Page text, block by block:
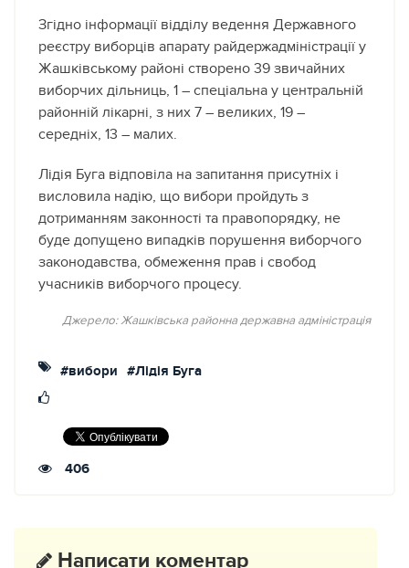
Згідно інформації відділу ведення Державного
реєстру виборців апарату райдержадміністрації у
Жашківському районі створено 39 звичайних
виборчих дільниць, 1 – спеціальна у центральній
районній лікарні, з них 7 – великих, 19 –
середніх, 13 – малих.
Лідія Буга відповіла на запитання присутніх і
висловила надію, що вибори пройдуть з
дотриманням законності та правопорядку, не
буде допущено випадків порушення виборчого
законодавства, обмеження прав і свобод
учасників виборчого процесу.
Джерело: Жашківська районна державна адміністрація
#вибори #Лідія Буга
406
Написати коментар